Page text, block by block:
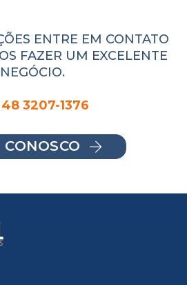
ENTRE EM CONTATO
FAZER UM EXCELENTE
NEGÓCIO.
48 3207-1376
CONOSCO